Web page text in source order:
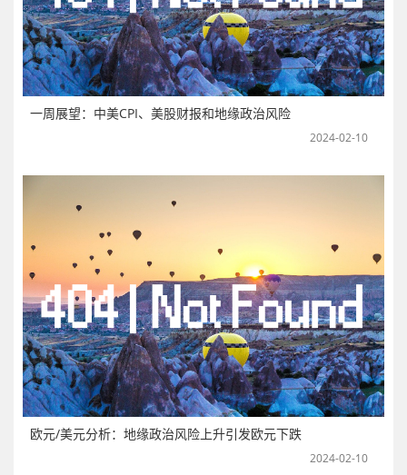
一周展望：中美CPI、美股财报和地缘政治风险
2024-02-10
欧元/美元分析：地缘政治风险上升引发欧元下跌
2024-02-10